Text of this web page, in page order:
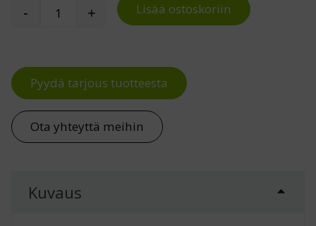
Muovilaatikko 32 L määrä
- + Lisää ostoskoriin
Pyydä tarjous tuotteesta
Ota yhteyttä meihin
Kuvaus